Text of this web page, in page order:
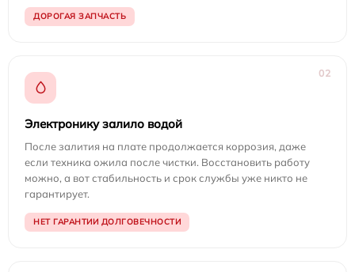
ДОРОГАЯ ЗАПЧАСТЬ
02
Электронику залило водой
После залития на плате продолжается коррозия, даже
если техника ожила после чистки. Восстановить работу
можно, а вот стабильность и срок службы уже никто не
гарантирует.
НЕТ ГАРАНТИИ ДОЛГОВЕЧНОСТИ